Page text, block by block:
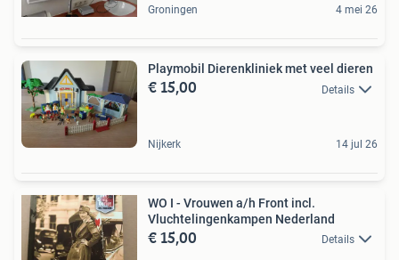
Groningen 4 mei 26
Playmobil Dierenkliniek met veel dieren
€ 15,00 Details
Nijkerk 14 jul 26
WO I - Vrouwen a/h Front incl.
Vluchtelingenkampen Nederland
€ 15,00 Details